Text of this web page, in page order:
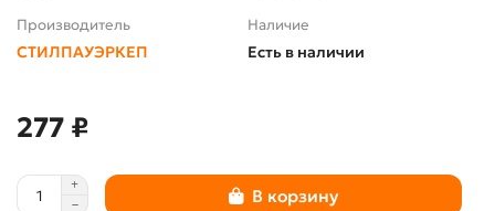
Производитель
СТИЛПАУЭРКЕП
Наличие
Есть в наличии
277 ₽
В корзину